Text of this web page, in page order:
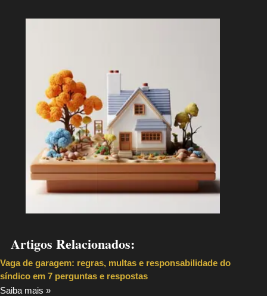
Artigos Relacionados:
Vaga de garagem: regras, multas e responsabilidade do
síndico em 7 perguntas e respostas
Saiba mais »